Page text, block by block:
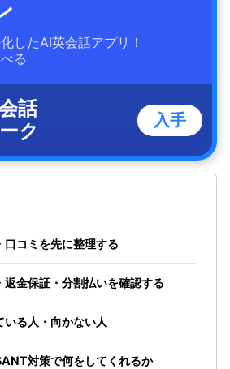
したAI英会話アプリ！
る
話
ク
入手
コミを先に整理する
金保証・分割払いを確認する
る人・向かない人
対策で何をしてくれるか